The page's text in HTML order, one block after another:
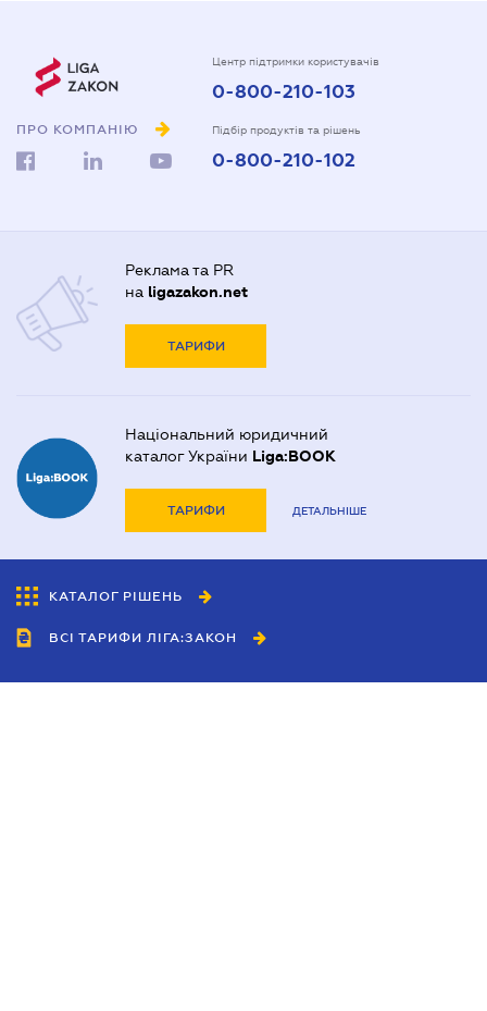
ПРО КОМПАНІЮ
Центр підтримки користувачів
0-800-210-103
Підбір продуктів та рішень
0-800-210-102
Реклама та PR
на ligazakon.net
ТАРИФИ
Національний юридичний
каталог України Liga:BOOK
ТАРИФИ ДЕТАЛЬНІШЕ
КАТАЛОГ РІШЕНЬ
ВСІ ТАРИФИ ЛІГА:ЗАКОН